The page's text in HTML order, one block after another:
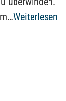
Weiterlesen